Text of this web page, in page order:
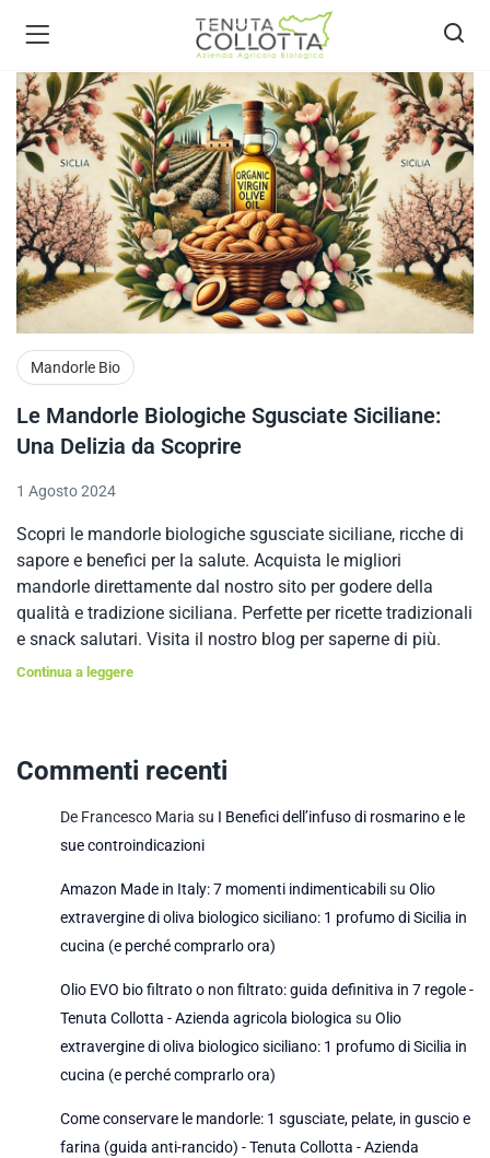
bio )
Mandorle Bio
Le Mandorle Biologiche Sgusciate Siciliane:
Una Delizia da Scoprire
1 Agosto 2024
Scopri le mandorle biologiche sgusciate siciliane, ricche di
sapore e benefici per la salute. Acquista le migliori
mandorle direttamente dal nostro sito per godere della
qualità e tradizione siciliana. Perfette per ricette tradizionali
e snack salutari. Visita il nostro blog per saperne di più.
Continua a leggere
Commenti recenti
De Francesco Maria su I Benefici dell’infuso di rosmarino e le
sue controindicazioni
Amazon Made in Italy: 7 momenti indimenticabilisu Olio
extravergine di oliva biologico siciliano: 1 profumo di Sicilia in
cucina (e perché comprarlo ora)
Olio EVO bio filtrato o non filtrato: guida definitiva in 7 regole -
Tenuta Collotta - Azienda agricola biologica su Olio
extravergine di oliva biologico siciliano: 1 profumo di Sicilia in
cucina (e perché comprarlo ora)
Come conservare le mandorle: 1 sgusciate, pelate, in guscio e
farina (guida anti-rancido) - Tenuta Collotta - Azienda